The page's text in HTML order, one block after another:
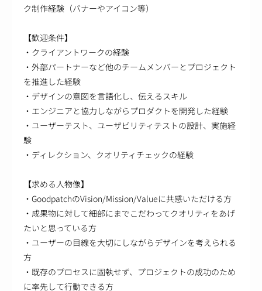
ク制作経験（バナーやアイコン等）
【歓迎条件】
・クライアントワークの経験
・外部パートナーなど他のチームメンバーとプロジェクト
を推進した経験
・デザインの意図を言語化し、伝えるスキル
・エンジニアと協力しながらプロダクトを開発した経験
・ユーザーテスト、ユーザビリティテストの設計、実施経
験
・ディレクション、クオリティチェックの経験
【求める人物像】
・GoodpatchのVision/Mission/Valueに共感いただける方
・成果物に対して細部にまでこだわってクオリティをあげ
たいと思っている方
・ユーザーの目線を大切にしながらデザインを考えられる
方
・既存のプロセスに固執せず、プロジェクトの成功のため
に率先して行動できる方